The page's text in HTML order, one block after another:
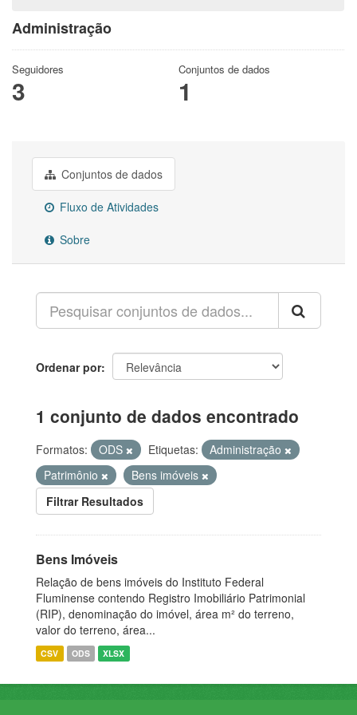
Administração
Seguidores
3
Conjuntos de dados
1
Conjuntos de dados
Fluxo de Atividades
Sobre
Ordenar por
1 conjunto de dados encontrado
Formatos: ODS Etiquetas:
Administração
Patrimônio
Bens imóveis
Filtrar Resultados
Bens Imóveis
Relação de bens imóveis do Instituto Federal
Fluminense contendo Registro Imobiliário Patrimonial
(RIP), denominação do imóvel, área m² do terreno,
valor do terreno, área...
CSV ODS XLSX